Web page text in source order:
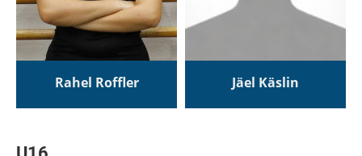
Rahel Roffler Jäel Käslin